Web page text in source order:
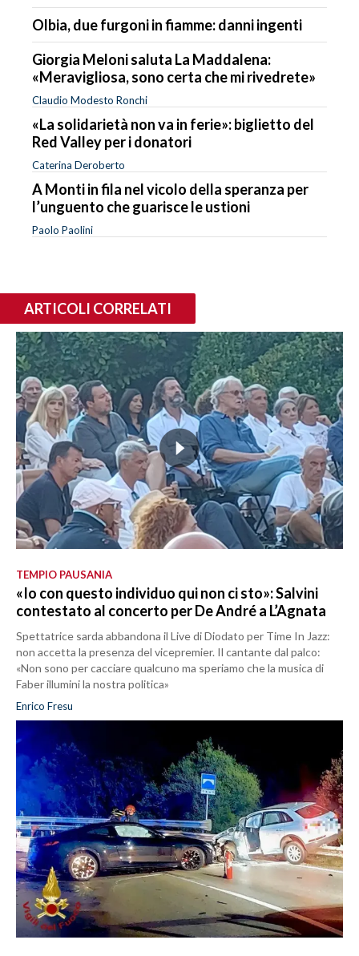
Olbia, due furgoni in fiamme: danni ingenti
Giorgia Meloni saluta La Maddalena:
«Meravigliosa, sono certa che mi rivedrete»
Claudio Modesto Ronchi
«La solidarietà non va in ferie»: biglietto del
Red Valley per i donatori
Caterina Deroberto
A Monti in fila nel vicolo della speranza per
l’unguento che guarisce le ustioni
Paolo Paolini
ARTICOLI CORRELATI
TEMPIO PAUSANIA
«Io con questo individuo qui non ci sto»: Salvini
contestato al concerto per De André a L’Agnata
Spettatrice sarda abbandona il Live di Diodato per Time In Jazz:
non accetta la presenza del vicepremier. Il cantante dal palco:
«Non sono per cacciare qualcuno ma speriamo che la musica di
Faber illumini la nostra politica»
Enrico Fresu